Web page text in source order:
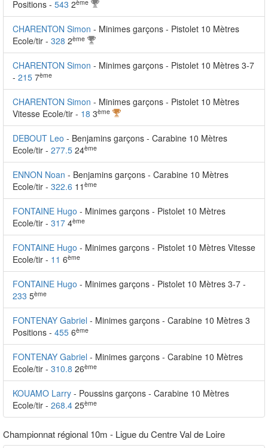
Positions - 543 2ème
CHARENTON Simon - Minimes garçons - Pistolet 10 Mètres
Ecole/tir - 328 2ème
CHARENTON Simon - Minimes garçons - Pistolet 10 Mètres 3-7
- 215 7ème
CHARENTON Simon - Minimes garçons - Pistolet 10 Mètres
Vitesse Ecole/tir - 18 3ème
DEBOUT Leo - Benjamins garçons - Carabine 10 Mètres
Ecole/tir - 277.5 24ème
ENNON Noan - Benjamins garçons - Carabine 10 Mètres
Ecole/tir - 322.6 11 ème
FONTAINE Hugo - Minimes garçons - Pistolet 10 Mètres
Ecole/tir - 317 4ème
FONTAINE Hugo - Minimes garçons - Pistolet 10 Mètres Vitesse
Ecole/tir - 11 6ème
FONTAINE Hugo - Minimes garçons - Pistolet 10 Mètres 3-7 -
233 5ème
FONTENAY Gabriel - Minimes garçons - Carabine 10 Mètres 3
Positions - 455 6ème
FONTENAY Gabriel - Minimes garçons - Carabine 10 Mètres
Ecole/tir - 310.8 26ème
KOUAMO Larry - Poussins garçons - Carabine 10 Mètres
Ecole/tir - 268.4 25ème
Championnat régional 10m - Ligue du Centre Val de Loire